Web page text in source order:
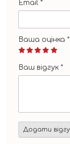
Email *
Ваша оцінка *
Ваш відгук *